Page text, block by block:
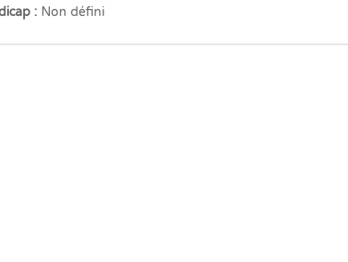
: Non défini